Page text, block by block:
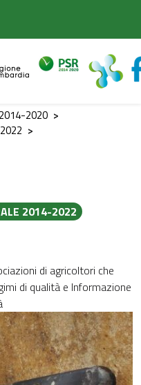
2020 >
>
2014-2022
di agricoltori che
di qualità e Informazione